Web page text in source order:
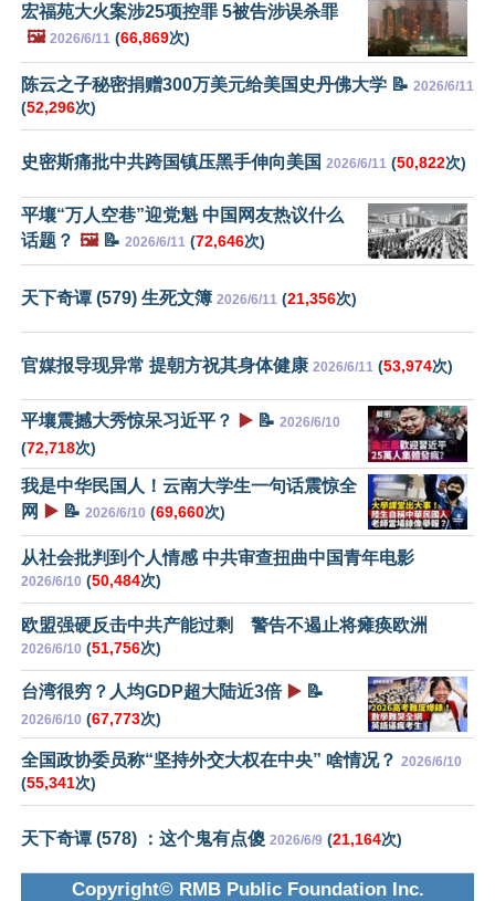
宏福苑大火案涉25项控罪 5被告涉误杀罪
🖼️ 2026/6/11 (66,869次)
陈云之子秘密捐赠300万美元给美国史丹佛大学 📝 2026/6/11
(52,296次)
史密斯痛批中共跨国镇压黑手伸向美国 2026/6/11 (50,822次)
平壤“万人空巷”迎党魁 中国网友热议什么
话题？ 🖼️📝 2026/6/11 (72,646次)
天下奇谭 (579) 生死文簿 2026/6/11 (21,356次)
官媒报导现异常 提朝方祝其身体健康 2026/6/11 (53,974次)
平壤震撼大秀惊呆习近平？ ▶️ 📝 2026/6/10
(72,718次)
我是中华民国人！云南大学生一句话震惊全
网
▶️ 📝 2026/6/10 (69,660次)
从社会批判到个人情感 中共审查扭曲中国青年电影
2026/6/10 (50,484次)
欧盟强硬反击中共产能过剩 警告不遏止将瘫痪欧洲
2026/6/10 (51,756次)
台湾很穷？人均GDP超大陆近3倍 ▶️ 📝
2026/6/10 (67,773次)
全国政协委员称“坚持外交大权在中央” 啥情况？ 2026/6/10
(55,341次)
天下奇谭 (578) ：这个鬼有点傻 2026/6/9 (21,164次)
Copyright© RMB Public Foundation Inc.